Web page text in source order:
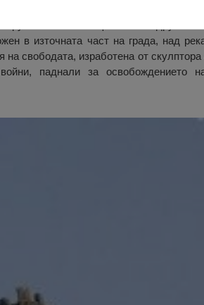
високата точка в центъра на
селище Бекет от другата
в източната част на града, над
на свободата, изработена от
паднали за освобождението